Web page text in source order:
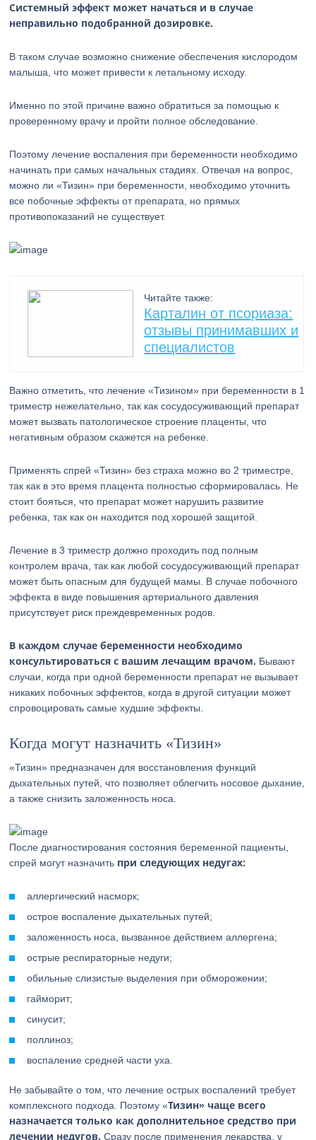
Системный эффект может начаться и в случае
неправильно подобранной дозировке.
В таком случае возможно снижение обеспечения кислородом
малыша, что может привести к летальному исходу.
Именно по этой причине важно обратиться за помощью к
проверенному врачу и пройти полное обследование.
Поэтому лечение воспаления при беременности необходимо
начинать при самых начальных стадиях. Отвечая на вопрос,
можно ли «Тизин» при беременности, необходимо уточнить
все побочные эффекты от препарата, но прямых
противопоказаний не существует.
Читайте также:
Карталин от псориаза:
отзывы принимавших и
специалистов
Важно отметить, что лечение «Тизином» при беременности в 1
триместр нежелательно, так как сосудосуживающий препарат
может вызвать патологическое строение плаценты, что
негативным образом скажется на ребенке.
Применять спрей «Тизин» без страха можно во 2 триместре,
так как в это время плацента полностью сформировалась. Не
стоит бояться, что препарат может нарушить развитие
ребенка, так как он находится под хорошей защитой.
Лечение в 3 триместр должно проходить под полным
контролем врача, так как любой сосудосуживающий препарат
может быть опасным для будущей мамы. В случае побочного
эффекта в виде повышения артериального давления
присутствует риск преждевременных родов.
В каждом случае беременности необходимо
консультироваться с вашим лечащим врачом. Бывают
случаи, когда при одной беременности препарат не вызывает
никаких побочных эффектов, когда в другой ситуации может
спровоцировать самые худшие эффекты.
Когда могут назначить «Тизин»
«Тизин» предназначен для восстановления функций
дыхательных путей, что позволяет облегчить носовое дыхание,
а также снизить заложенность носа.
После диагностирования состояния беременной пациенты,
спрей могут назначить при следующих недугах:
аллергический насморк;
острое воспаление дыхательных путей;
заложенность носа, вызванное действием аллергена;
острые респираторные недуги;
обильные слизистые выделения при обморожении;
гайморит;
синусит;
поллиноз;
воспаление средней части уха.
Не забывайте о том, что лечение острых воспалений требует
комплексного подхода. Поэтому «Тизин» чаще всего
назначается только как дополнительное средство при
лечении недугов. Сразу после применения лекарства, у